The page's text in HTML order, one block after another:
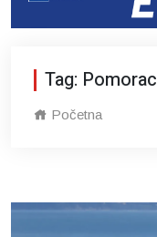
Tag: Pomorac
Početna